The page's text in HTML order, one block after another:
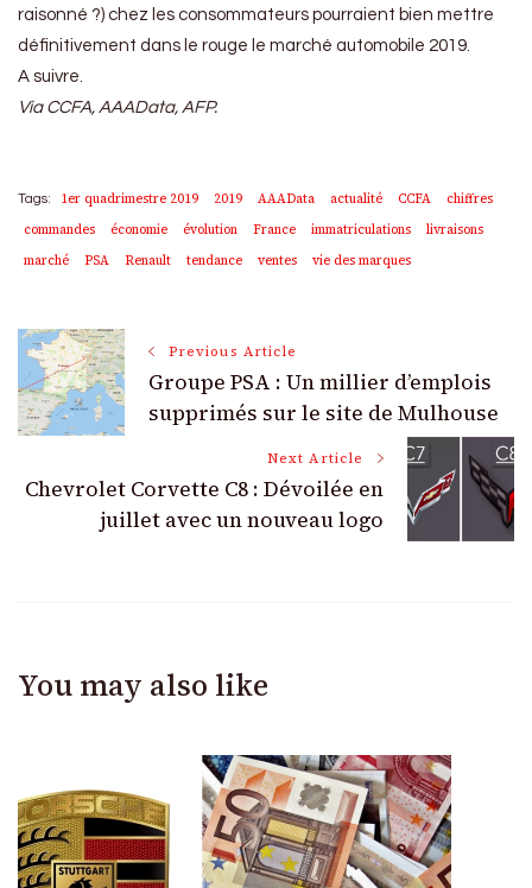
raisonné ?) chez les consommateurs pourraient bien mettre
définitivement dans le rouge le marché automobile 2019.
A suivre.
Via CCFA, AAAData, AFP.
Tags: 1er quadrimestre 2019 2019 AAAData actualité CCFA
chiffres
commandes
économie évolution France immatriculations
livraisons
marché
PSA Renault tendance ventes vie des marques
Post
Navigation
Previous Article
Groupe PSA : Un millier d’emplois
supprimés sur le site de Mulhouse
Next Article
Chevrolet Corvette C8 : Dévoilée en
juillet avec un nouveau logo
You may also like